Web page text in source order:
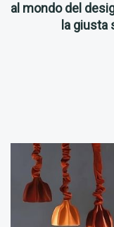
al mondo del
la